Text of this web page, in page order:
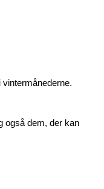
også dem, der kan